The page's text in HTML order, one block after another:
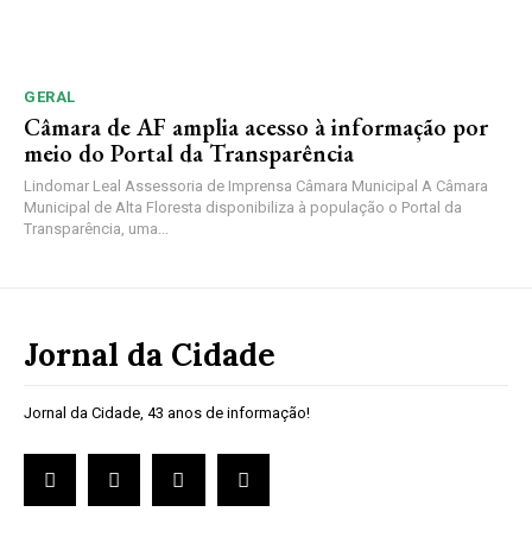
GERAL
Câmara de AF amplia acesso à informação por
meio do Portal da Transparência
Lindomar Leal Assessoria de Imprensa Câmara Municipal A Câmara
Municipal de Alta Floresta disponibiliza à população o Portal da
Transparência, uma...
Jornal da Cidade
Jornal da Cidade, 43 anos de informação!